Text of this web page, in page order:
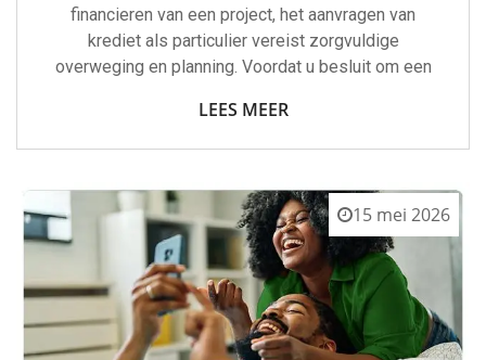
financieren van een project, het aanvragen van
krediet als particulier vereist zorgvuldige
overweging en planning. Voordat u besluit om een
LEES MEER
15 mei 2026